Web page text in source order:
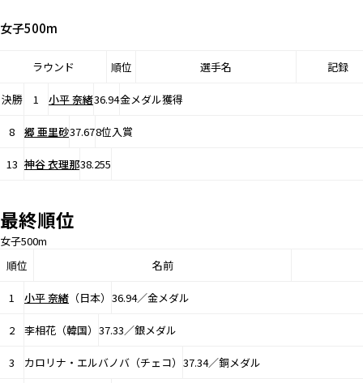
女子500m
ラウンド 順位 選手名 記録
決勝 1 小平 奈緒36.94金メダル獲得
8 郷 亜里砂37.678位入賞
13 神谷 衣理那38.255
最終順位
女子500m
順位
名前
1 小平 奈緒 （日本） 36.94／金メダル
2 李相花（韓国） 37.33／銀メダル
3 カロリナ・エルバノバ（チェコ） 37.34／銅メダル